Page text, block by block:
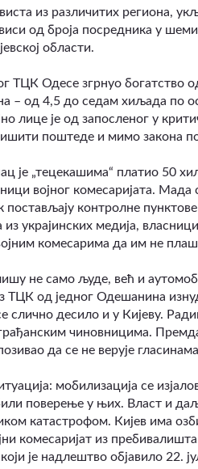
из различитих региона,
од броја посредника у
области.
ТЦК Одесе згрнуо богатство
– од 4,5 до седам хиљада по
лице је од запосленог у
поштеде и мимо закона
је „тецекашима“ платио 50
војног комесаријата.
контролне
украјинских медија,
комесарима да им не
не само људе, већ и
ТЦК од једног Одешанина
слично десило и у Кијеву.
чиновницима.
да се не верује
мобилизација се
поверење у њих. Власт и
катастрофом. Кијев има
комесаријат из
је надлештво објавило 22.